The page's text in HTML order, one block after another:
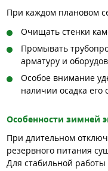
При каждом плановом
Очищать стенки
Промывать
арматуру и
Особое внимание
наличии осадка его
Особенности зимней
При длительном
резервного питания
Для стабильной